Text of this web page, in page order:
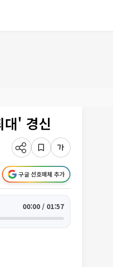
대' 경신
구글 선호매체 추가
00:00 / 01:57